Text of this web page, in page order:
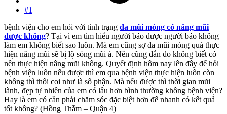
#1
bệnh viện cho em hỏi với tình trạng da mũi mỏng có nâng mũi
được không? Tại vì em tìm hiểu người bảo được người bảo không
làm em không biết sao luôn. Mà em cũng sợ da mũi mỏng quá thực
hiện nâng mũi sẽ bị lộ sóng mũi á. Nên cũng đắn đo không biết có
nên thực hiện nâng mũi không. Quyết định hôm nay lên đây để hỏi
bệnh viện luôn nếu được thì em qua bệnh viện thực hiện luôn còn
không thì thôi coi như là số phận. Mà nếu được thì thời gian mũi
lành, đẹp tự nhiên của em có lâu hơn bình thường không bệnh viện?
Hay là em có cần phải chăm sóc đặc biệt hơn để nhanh có kết quả
tốt không? (Hồng Thắm – Quận 4)